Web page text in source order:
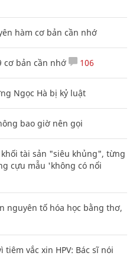
hàm cơ bản cần nhớ
cơ bản cần nhớ 106
Ngọc Hà bị kỷ luật
bao giờ nên gọi
tài sản "siêu khủng", từng
cựu mẫu 'không có nổi
nguyên tố hóa học bằng thơ,
vắc xin HPV: Bác sĩ nói